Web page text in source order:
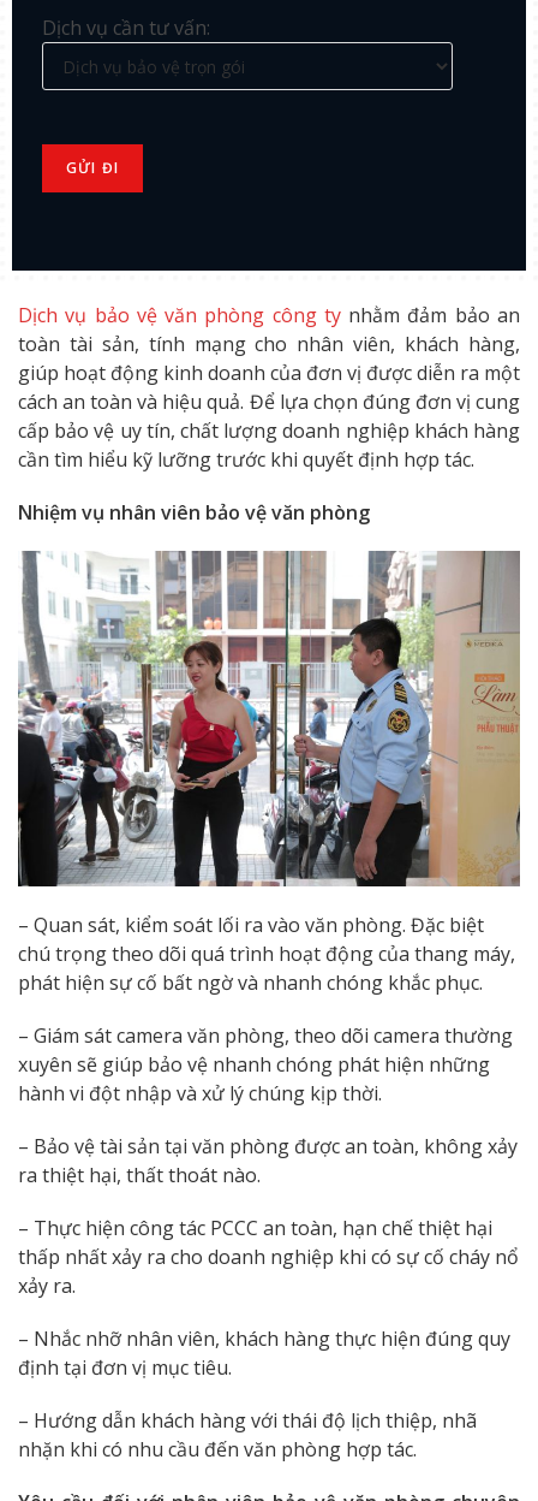
Dịch vụ cần tư vấn:
Dịch vụ bảo vệ văn phòng công tynhằm đảm bảo an
toàn tài sản, tính mạng cho nhân viên, khách hàng,
giúp hoạt động kinh doanh của đơn vị được diễn ra một
cách an toàn và hiệu quả. Để lựa chọn đúng đơn vị cung
cấp bảo vệ uy tín, chất lượng doanh nghiệp khách hàng
cần tìm hiểu kỹ lưỡng trước khi quyết định hợp tác.
Nhiệm vụ nhân viên bảo vệ văn phòng
– Quan sát, kiểm soát lối ra vào văn phòng. Đặc biệt
chú trọng theo dõi quá trình hoạt động của thang máy,
phát hiện sự cố bất ngờ và nhanh chóng khắc phục.
– Giám sát camera văn phòng, theo dõi camera thường
xuyên sẽ giúp bảo vệ nhanh chóng phát hiện những
hành vi đột nhập và xử lý chúng kịp thời.
– Bảo vệ tài sản tại văn phòng được an toàn, không xảy
ra thiệt hại, thất thoát nào.
– Thực hiện công tác PCCC an toàn, hạn chế thiệt hại
thấp nhất xảy ra cho doanh nghiệp khi có sự cố cháy nổ
xảy ra.
– Nhắc nhỡ nhân viên, khách hàng thực hiện đúng quy
định tại đơn vị mục tiêu.
– Hướng dẫn khách hàng với thái độ lịch thiệp, nhã
nhặn khi có nhu cầu đến văn phòng hợp tác.